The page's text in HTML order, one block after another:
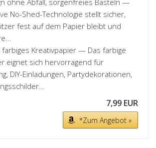
ohne Abfall, sorgenfreies Basteln —
No-Shed-Technologie stellt sicher,
fest auf dem Papier bleibt und
farbiges Kreativpapier — Das farbige
eignet sich hervorragend für
DIY-Einladungen, Partydekorationen,
7,99 EUR
*Zum Angebot »